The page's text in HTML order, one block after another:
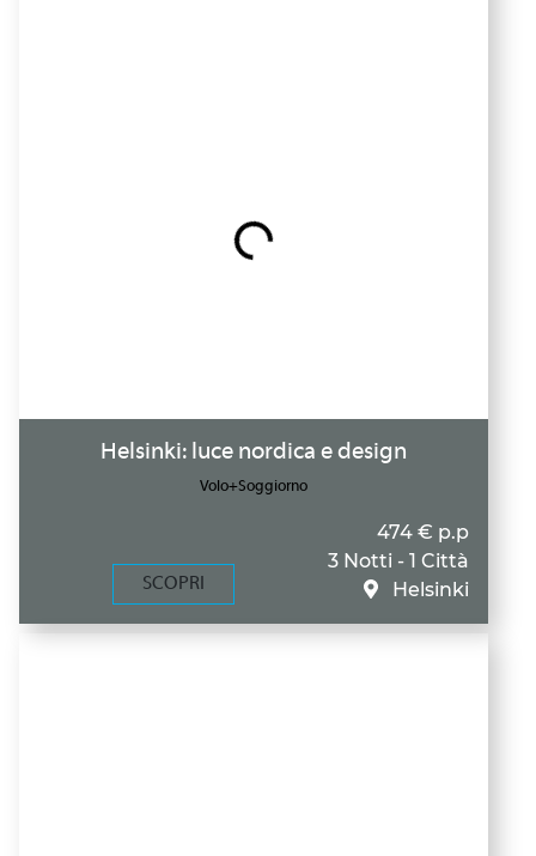
Helsinki: luce nordica e design
Volo+Soggiorno
SCOPRI
474 € p.p
3 Notti - 1 Città
Helsinki